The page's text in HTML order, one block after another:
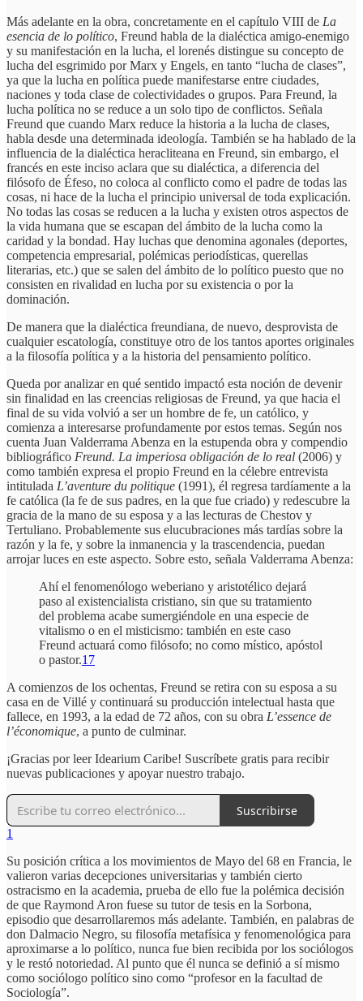
Más adelante en la obra, concretamente en el capítulo VIII de La
esencia de lo político, Freund habla de la dialéctica amigo-enemigo
y su manifestación en la lucha, el lorenés distingue su concepto de
lucha del esgrimido por Marx y Engels, en tanto “lucha de clases”,
ya que la lucha en política puede manifestarse entre ciudades,
naciones y toda clase de colectividades o grupos. Para Freund, la
lucha política no se reduce a un solo tipo de conflictos. Señala
Freund que cuando Marx reduce la historia a la lucha de clases,
habla desde una determinada ideología. También se ha hablado de la
influencia de la dialéctica heracliteana en Freund, sin embargo, el
francés en este inciso aclara que su dialéctica, a diferencia del
filósofo de Éfeso, no coloca al conflicto como el padre de todas las
cosas, ni hace de la lucha el principio universal de toda explicación.
No todas las cosas se reducen a la lucha y existen otros aspectos de
la vida humana que se escapan del ámbito de la lucha como la
caridad y la bondad. Hay luchas que denomina agonales (deportes,
competencia empresarial, polémicas periodísticas, querellas
literarias, etc.) que se salen del ámbito de lo político puesto que no
consisten en rivalidad en lucha por su existencia o por la
dominación.
De manera que la dialéctica freundiana, de nuevo, desprovista de
cualquier escatología, constituye otro de los tantos aportes originales
a la filosofía política y a la historia del pensamiento político.
Queda por analizar en qué sentido impactó esta noción de devenir
sin finalidad en las creencias religiosas de Freund, ya que hacia el
final de su vida volvió a ser un hombre de fe, un católico, y
comienza a interesarse profundamente por estos temas. Según nos
cuenta Juan Valderrama Abenza en la estupenda obra y compendio
bibliográfico Freund. La imperiosa obligación de lo real (2006) y
como también expresa el propio Freund en la célebre entrevista
intitulada L’aventure du politique (1991), él regresa tardíamente a la
fe católica (la fe de sus padres, en la que fue criado) y redescubre la
gracia de la mano de su esposa y a las lecturas de Chestov y
Tertuliano. Probablemente sus elucubraciones más tardías sobre la
razón y la fe, y sobre la inmanencia y la trascendencia, puedan
arrojar luces en este aspecto. Sobre esto, señala Valderrama Abenza:
Ahí el fenomenólogo weberiano y aristotélico dejará
paso al existencialista cristiano, sin que su tratamiento
del problema acabe sumergiéndole en una especie de
vitalismo o en el misticismo: también en este caso
Freund actuará como filósofo; no como místico, apóstol
o pastor.17
A comienzos de los ochentas, Freund se retira con su esposa a su
casa en de Villé y continuará su producción intelectual hasta que
fallece, en 1993, a la edad de 72 años, con su obra L’essence de
l’économique, a punto de culminar.
¡Gracias por leer Idearium Caribe! Suscríbete gratis para recibir
nuevas publicaciones y apoyar nuestro trabajo.
Suscribirse
1
Su posición crítica a los movimientos de Mayo del 68 en Francia, le
valieron varias decepciones universitarias y también cierto
ostracismo en la academia, prueba de ello fue la polémica decisión
de que Raymond Aron fuese su tutor de tesis en la Sorbona,
episodio que desarrollaremos más adelante. También, en palabras de
don Dalmacio Negro, su filosofía metafísica y fenomenológica para
aproximarse a lo político, nunca fue bien recibida por los sociólogos
y le restó notoriedad. Al punto que él nunca se definió a sí mismo
como sociólogo político sino como “profesor en la facultad de
Sociología”.